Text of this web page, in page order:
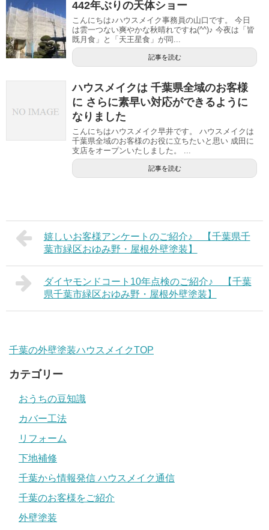
442年ぶりの天体ショー
こんにちは♪ハウスメイク事務員の山口です。 今日
は雲一つない爽やかな秋晴れですね(^^)♪ 今夜は「皆
既月食」と「天王星食」が同...
記事を読む
ハウスメイクは 千葉県全域のお客様
に さらに素早い対応ができるように
なりました
こんにちはハウスメイク早井です。 ハウスメイクは
千葉県全域のお客様のお役に立ちたいと思い 成田に
支店をオープンいたしました。 ...
記事を読む
嬉しいお客様アンケートのご紹介♪ 【千葉県千
葉市緑区おゆみ野・屋根外壁塗装】
ダイヤモンドコート10年点検のご紹介♪ 【千葉
県千葉市緑区おゆみ野・屋根外壁塗装】
千葉の外壁塗装ハウスメイクTOP
カテゴリー
おうちの豆知識
カバー工法
リフォーム
下地補修
千葉から情報発信 ハウスメイク通信
千葉のお客様をご紹介
外壁塗装